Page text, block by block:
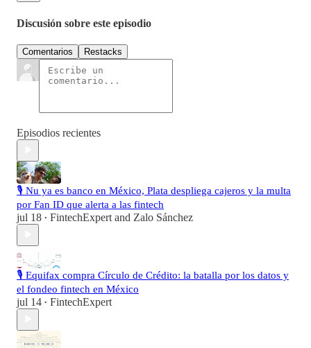
Discusión sobre este episodio
Comentarios Restacks
Episodios recientes
🎙️ Nu ya es banco en México, Plata despliega cajeros y la multa
por Fan ID que alerta a las fintech
jul 18 • FintechExpert and Zalo Sánchez
🎙️ Equifax compra Círculo de Crédito: la batalla por los datos y
el fondeo fintech en México
jul 14 • FintechExpert